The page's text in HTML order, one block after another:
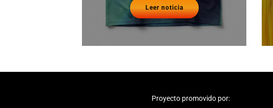
Leer noticia
Proyecto promovido por: